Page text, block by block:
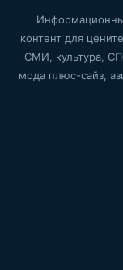
контент для
СМИ, культура,
мода плюс-сайз,